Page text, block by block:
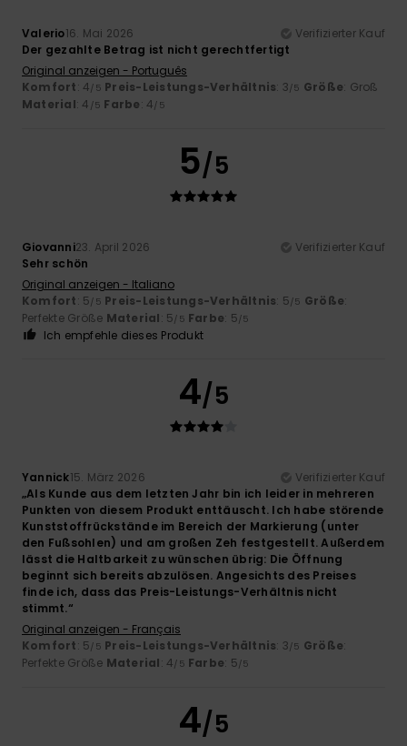
Valerio16. Mai 2026
Verifizierter Kauf
Der gezahlte Betrag ist nicht gerechtfertigt
Original anzeigen - Português
Komfort: 4/5 Preis-Leistungs-Verhältnis: 3/5 Größe: Groß
Material: 4 /5 Farbe: 4/5
5/5
Giovanni23. April 2026
Verifizierter Kauf
Sehr schön
Original anzeigen - Italiano
Komfort: 5/5 Preis-Leistungs-Verhältnis: 5/5 Größe:
Perfekte Größe Material: 5/5 Farbe: 5/5
Ich empfehle dieses Produkt
4/5
Yannick15. März 2026
Verifizierter Kauf
„Als Kunde aus dem letzten Jahr bin ich leider in mehreren
Punkten von diesem Produkt enttäuscht. Ich habe störende
Kunststoffrückstände im Bereich der Markierung (unter
den Fußsohlen) und am großen Zeh festgestellt. Außerdem
lässt die Haltbarkeit zu wünschen übrig: Die Öffnung
beginnt sich bereits abzulösen. Angesichts des Preises
finde ich, dass das Preis-Leistungs-Verhältnis nicht
stimmt.“
Original anzeigen - Français
Komfort: 5/5 Preis-Leistungs-Verhältnis: 3/5 Größe:
Perfekte Größe Material: 4/5 Farbe: 5/5
4/5